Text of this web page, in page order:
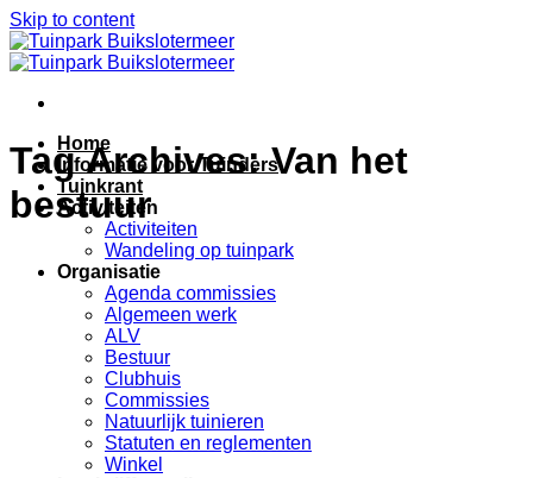
Skip to content
Home
Informatie voor Tuinders
Tuinkrant
Activiteiten
Activiteiten
Wandeling op tuinpark
Organisatie
Agenda commissies
Algemeen werk
ALV
Bestuur
Clubhuis
Commissies
Natuurlijk tuinieren
Statuten en reglementen
Winkel
Tag Archives:Van het
bestuur